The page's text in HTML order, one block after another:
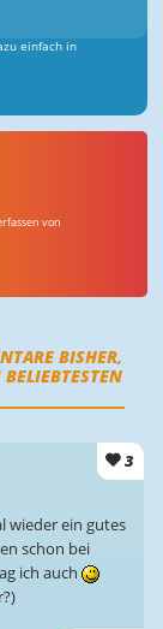
einfach in
von
BISHER,
3
wieder ein gutes
schon bei
ich auch